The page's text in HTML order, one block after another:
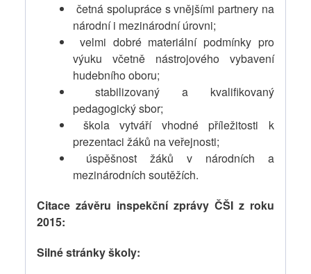
četná spolupráce s vnějšími partnery na
národní i mezinárodní úrovni;
velmi dobré materiální podmínky pro
výuku včetně nástrojového vybavení
hudebního oboru;
stabilizovaný a kvalifikovaný
pedagogický sbor;
škola vytváří vhodné příležitosti k
prezentaci žáků na veřejnosti;
úspěšnost žáků v národních a
mezinárodních soutěžích.
Citace závěru inspekční zprávy ČŠI z roku
2015:
Silné stránky školy: